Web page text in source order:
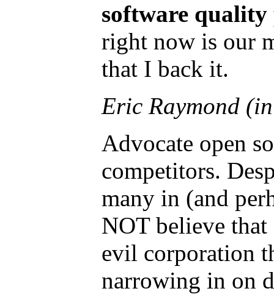
software quality
right now is our
that I back it.
Eric Raymond
Advocate open
competitors.
many in (and
NOT believe
evil corporation
narrowing in on